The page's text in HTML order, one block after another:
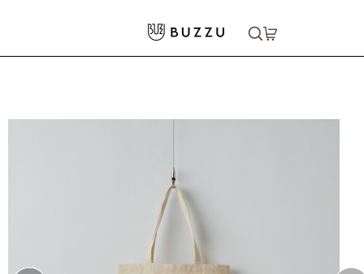
トートバッグ
8oz レギュラーキャンバストートバッグ（M）